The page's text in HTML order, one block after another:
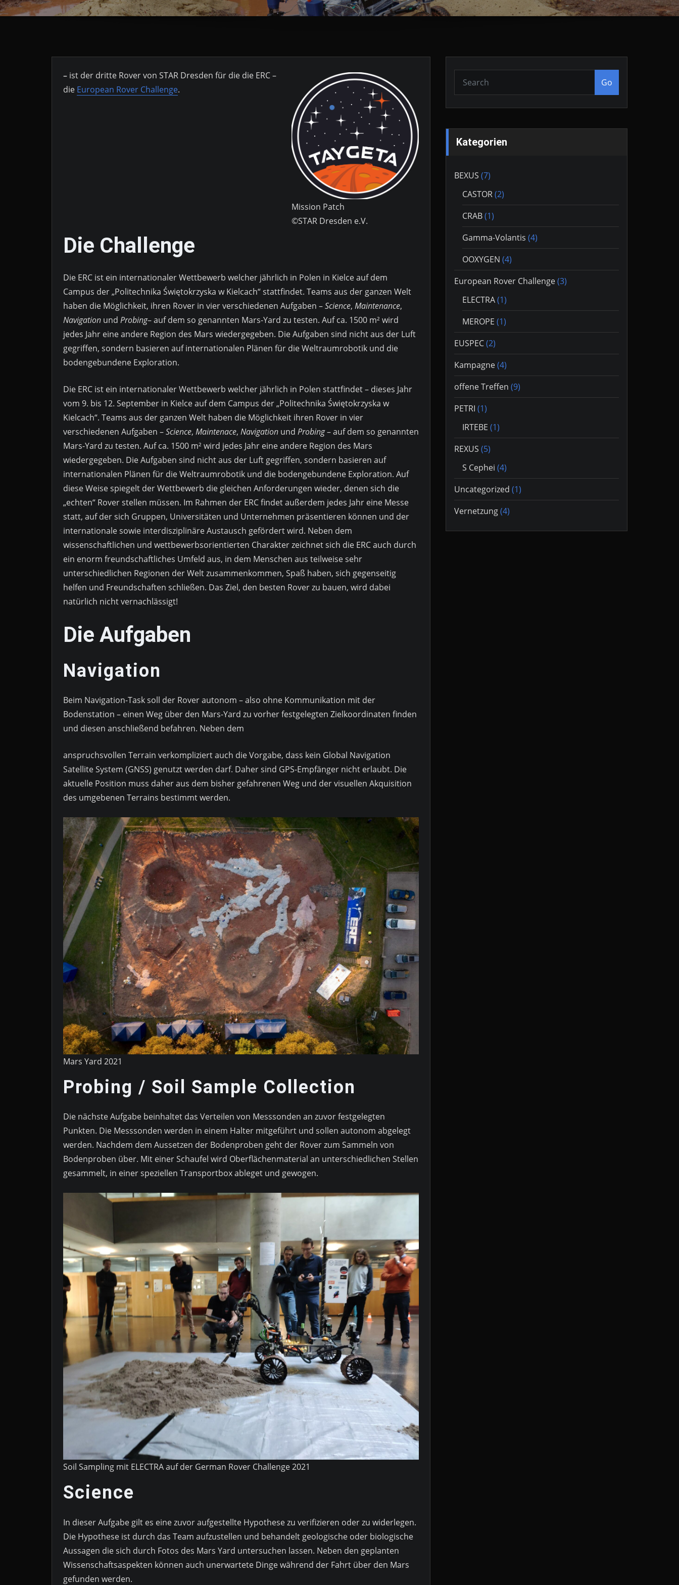
Mission Patch
©STAR Dresden e.V.
– ist der dritte Rover von STAR Dresden für die die ERC –
die European Rover Challenge.
Die Challenge
Die ERC ist ein internationaler Wettbewerb welcher jährlich in Polen in Kielce auf dem
Campus der „Politechnika Świętokrzyska w Kielcach“ stattfindet. Teams aus der ganzen Welt
haben die Möglichkeit, ihren Rover in vier verschiedenen Aufgaben –Science, Maintenance,
Navigation und Probing– auf dem so genannten Mars-Yard zu testen. Auf ca. 1500 m² wird
jedes Jahr eine andere Region des Mars wiedergegeben. Die Aufgaben sind nicht aus der Luft
gegriffen, sondern basieren auf internationalen Plänen für die Weltraumrobotik und die
bodengebundene Exploration.
Die ERC ist ein internationaler Wettbewerb welcher jährlich in Polen stattfindet – dieses Jahr
vom 9. bis 12. September in Kielce auf dem Campus der „Politechnika Świętokrzyska w
Kielcach“. Teams aus der ganzen Welt haben die Möglichkeit ihren Rover in vier
verschiedenen Aufgaben –Science, Maintenace, Navigation und Probing– auf dem so genannten
Mars-Yard zu testen. Auf ca. 1500 m² wird jedes Jahr eine andere Region des Mars
wiedergegeben. Die Aufgaben sind nicht aus der Luft gegriffen, sondern basieren auf
internationalen Plänen für die Weltraumrobotik und die bodengebundene Exploration. Auf
diese Weise spiegelt der Wettbewerb die gleichen Anforderungen wieder, denen sich die
„echten“ Rover stellen müssen. Im Rahmen der ERC findet außerdem jedes Jahr eine Messe
statt, auf der sich Gruppen, Universitäten und Unternehmen präsentieren können und der
internationale sowie interdisziplinäre Austausch gefördert wird. Neben dem
wissenschaftlichen und wettbewerbsorientierten Charakter zeichnet sich die ERC auch durch
ein enorm freundschaftliches Umfeld aus, in dem Menschen aus teilweise sehr
unterschiedlichen Regionen der Welt zusammenkommen, Spaß haben, sich gegenseitig
helfen und Freundschaften schließen. Das Ziel, den besten Rover zu bauen, wird dabei
natürlich nicht vernachlässigt!
Die Aufgaben
Navigation
Beim Navigation-Task soll der Rover autonom – also ohne Kommunikation mit der
Bodenstation – einen Weg über den Mars-Yard zu vorher festgelegten Zielkoordinaten finden
und diesen anschließend befahren. Neben dem
anspruchsvollen Terrain verkompliziert auch die Vorgabe, dass kein Global Navigation
Satellite System (GNSS) genutzt werden darf. Daher sind GPS-Empfänger nicht erlaubt. Die
aktuelle Position muss daher aus dem bisher gefahrenen Weg und der visuellen Akquisition
des umgebenen Terrains bestimmt werden.
Mars Yard 2021
Probing / Soil Sample Collection
Die nächste Aufgabe beinhaltet das Verteilen von Messsonden an zuvor festgelegten
Punkten. Die Messsonden werden in einem Halter mitgeführt und sollen autonom abgelegt
werden. Nachdem dem Aussetzen der Bodenproben geht der Rover zum Sammeln von
Bodenproben über. Mit einer Schaufel wird Oberflächenmaterial an unterschiedlichen Stellen
gesammelt, in einer speziellen Transportbox ableget und gewogen.
Soil Sampling mit ELECTRA auf der German Rover Challenge 2021
Science
In dieser Aufgabe gilt es eine zuvor aufgestellte Hypothese zu verifizieren oder zu widerlegen.
Die Hypothese ist durch das Team aufzustellen und behandelt geologische oder biologische
Aussagen die sich durch Fotos des Mars Yard untersuchen lassen. Neben den geplanten
Wissenschaftsaspekten können auch unerwartete Dinge während der Fahrt über den Mars
gefunden werden.
Go
Kategorien
BEXUS (7)
CASTOR(2)
CRAB(1)
Gamma-Volantis (4)
OOXYGEN (4)
European Rover Challenge(3)
ELECTRA(1)
MEROPE (1)
EUSPEC(2)
Kampagne(4)
offene Treffen (9)
PETRI (1)
IRTEBE (1)
REXUS (5)
S Cephei (4)
Uncategorized (1)
Vernetzung(4)